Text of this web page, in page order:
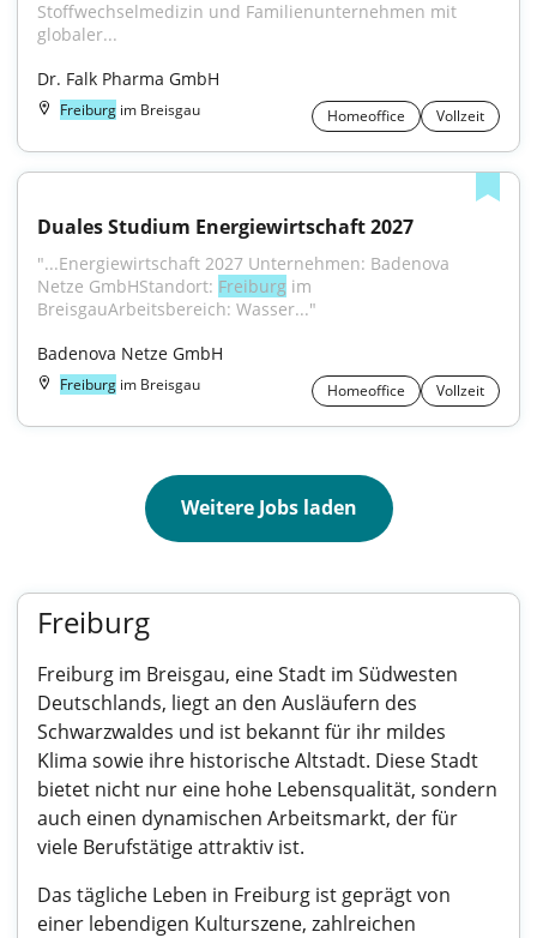
Stoffwechselmedizin und Familienunternehmen mit
globaler...
Dr. Falk Pharma GmbH
Freiburg im Breisgau Homeoffice Vollzeit
Duales Studium Energiewirtschaft 2027
"...Energiewirtschaft 2027 Unternehmen: Badenova
Netze GmbHStandort: Freiburg im
BreisgauArbeitsbereich: Wasser..."
Badenova Netze GmbH
Freiburg im Breisgau Homeoffice Vollzeit
Weitere Jobs laden
Freiburg
Freiburg im Breisgau, eine Stadt im Südwesten
Deutschlands, liegt an den Ausläufern des
Schwarzwaldes und ist bekannt für ihr mildes
Klima sowie ihre historische Altstadt. Diese Stadt
bietet nicht nur eine hohe Lebensqualität, sondern
auch einen dynamischen Arbeitsmarkt, der für
viele Berufstätige attraktiv ist.
Das tägliche Leben in Freiburg ist geprägt von
einer lebendigen Kulturszene, zahlreichen